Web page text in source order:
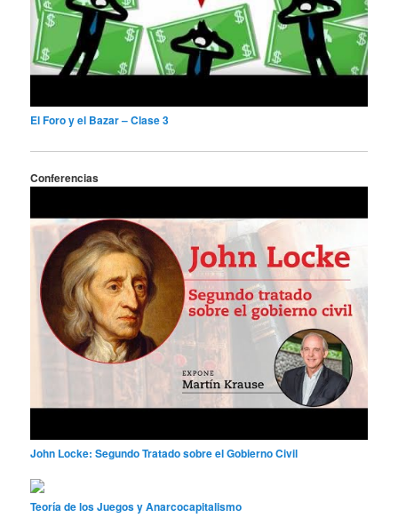
El Foro y el Bazar – Clase 3
Conferencias
John Locke: Segundo Tratado sobre el Gobierno Civil
Teoría de los Juegos y Anarcocapitalismo